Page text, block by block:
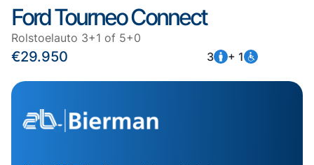
Ford Tourneo Connect
Rolstoelauto 3+1 of 5+0
€29.950 3 + 1